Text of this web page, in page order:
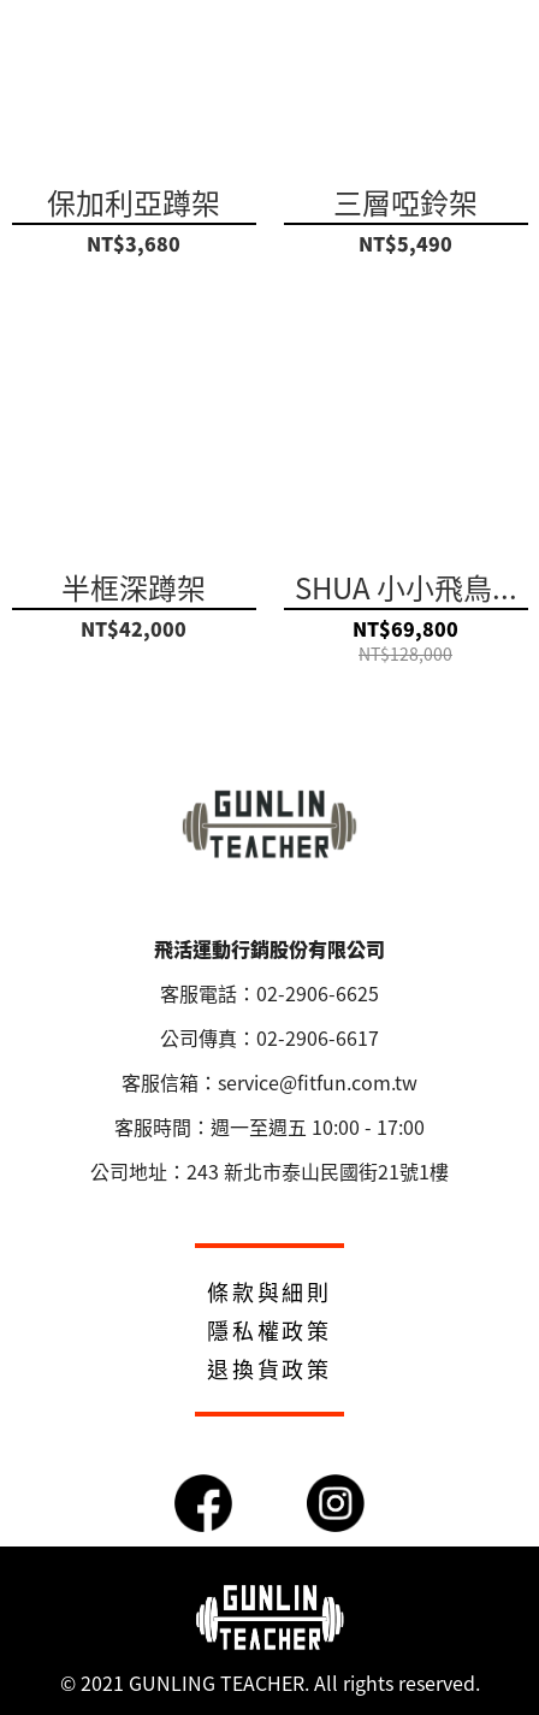
保加利亞蹲架
NT$3,680
三層啞鈴架
NT$5,490
半框深蹲架
NT$42,000
SHUA 小小飛鳥...
NT$69,800
NT$128,000
飛活運動行銷股份有限公司
客服電話：02-2906-6625
公司傳真：02-2906-6617
客服信箱：service@fitfun.com.tw
客服時間：週一至週五 10:00 - 17:00
公司地址：243 新北市泰山民國街21號1樓
條款與細則
隱私權政策
退換貨政策
© 2021 GUNLING TEACHER. All rights reserved.